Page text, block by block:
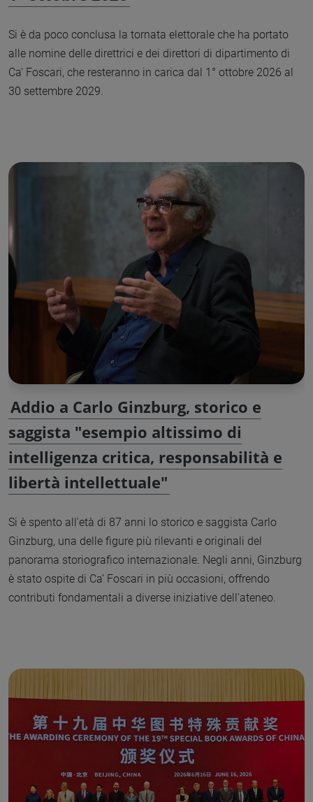
Si è da poco conclusa la tornata elettorale che ha portato
alle nomine delle direttrici e dei direttori di dipartimento di
Ca' Foscari, che resteranno in carica dal 1° ottobre 2026 al
30 settembre 2029.
Addio a Carlo Ginzburg, storico e
saggista "esempio altissimo di
intelligenza critica, responsabilità e
libertà intellettuale"
Si è spento all'età di 87 anni lo storico e saggista Carlo
Ginzburg, una delle figure più rilevanti e originali del
panorama storiografico internazionale. Negli anni, Ginzburg
è stato ospite di Ca’ Foscari in più occasioni, offrendo
contributi fondamentali a diverse iniziative dell'ateneo.